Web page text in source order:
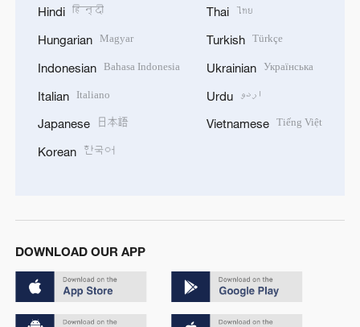
Hindi हिन्दी
Hungarian Magyar
Indonesian Bahasa Indonesia
Italian Italiano
Japanese 日本語
Korean 한국어
Thai ไทย
Turkish Türkçe
Ukrainian Українська
Urdu اردو
Vietnamese Tiếng Việt
DOWNLOAD OUR APP